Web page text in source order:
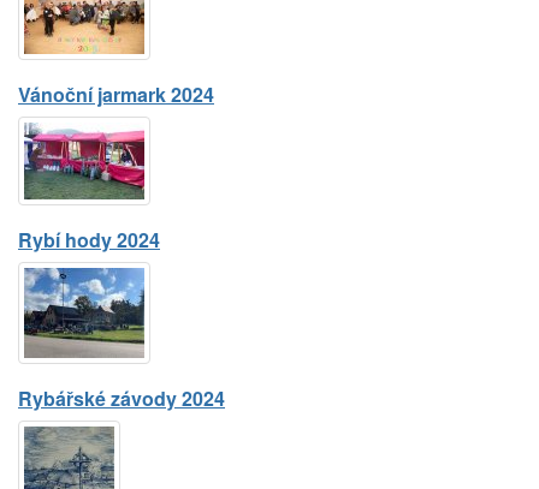
Vánoční jarmark 2024
Rybí hody 2024
Rybářské závody 2024